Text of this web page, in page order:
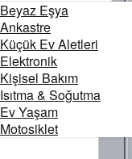
Beyaz Eşya
Ankastre
Küçük Ev Aletleri
Elektronik
Kişisel Bakım
Isıtma & Soğutma
Ev Yaşam
Motosiklet